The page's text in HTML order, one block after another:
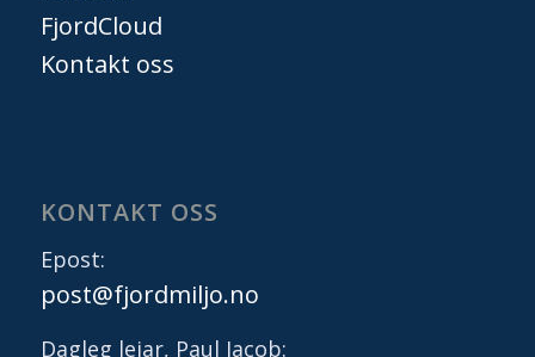
FjordCloud
Kontakt oss
KONTAKT OSS
Epost:
post@fjordmiljo.no
Dagleg leiar, Paul Jacob: